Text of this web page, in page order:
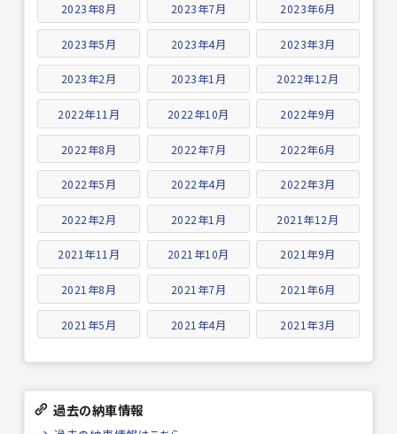
2023年8月 2023年7月 2023年6月
2023年5月 2023年4月 2023年3月
2023年2月 2023年1月 2022年12月
2022年11月 2022年10月 2022年9月
2022年8月 2022年7月 2022年6月
2022年5月 2022年4月 2022年3月
2022年2月 2022年1月 2021年12月
2021年11月 2021年10月 2021年9月
2021年8月 2021年7月 2021年6月
2021年5月 2021年4月 2021年3月
過去の納車情報